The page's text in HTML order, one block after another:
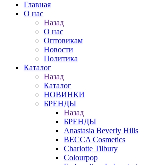
Главная
О нас
Назад
О нас
Оптовикам
Новости
Политика
Каталог
Назад
Каталог
НОВИНКИ
БРЕНДЫ
Назад
БРЕНДЫ
Anastasia Beverly Hills
BECCA Cosmetics
Charlotte Tilbury
Colourpop